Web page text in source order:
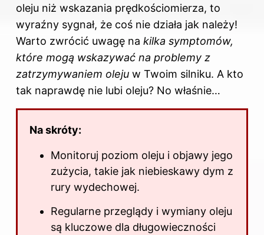
oleju niż wskazania prędkościomierza, to
wyraźny sygnał, że coś nie działa jak należy!
Warto zwrócić uwagę na kilka symptomów,
które mogą wskazywać na problemy z
zatrzymywaniem oleju w Twoim silniku. A kto
tak naprawdę nie lubi oleju? No właśnie…
Na skróty:
Monitoruj poziom oleju i objawy jego
zużycia, takie jak niebieskawy dym z
rury wydechowej.
Regularne przeglądy i wymiany oleju
są kluczowe dla długowieczności